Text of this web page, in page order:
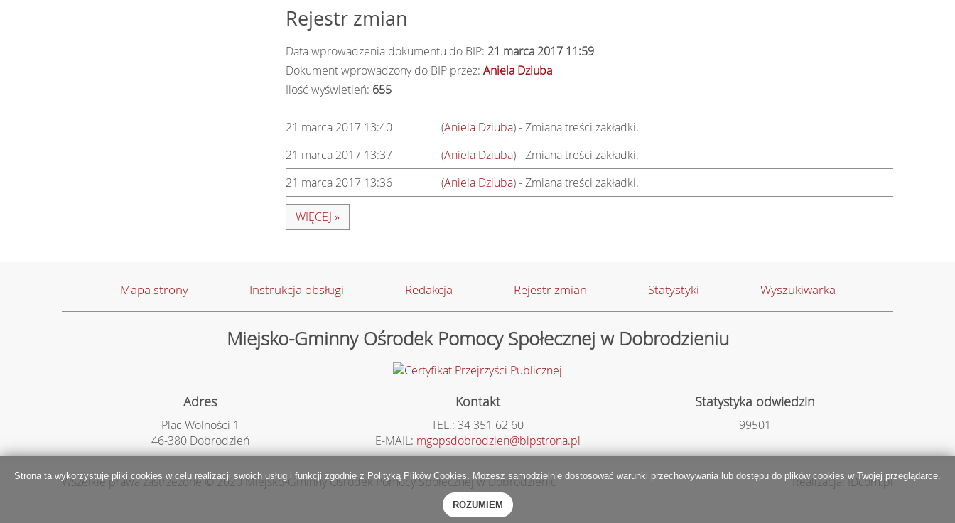
Rejestr zmian
Data wprowadzenia dokumentu do BIP: 21 marca 2017 11:59
Dokument wprowadzony do BIP przez: Aniela Dziuba
Ilość wyświetleń: 655
21 marca 2017 13:40 (Aniela Dziuba) - Zmiana treści zakładki.
21 marca 2017 13:37
(Aniela Dziuba) - Zmiana treści zakładki.
21 marca 2017 13:36
(Aniela Dziuba) - Zmiana treści zakładki.
WIĘCEJ »
Mapa strony Instrukcja obsługi Redakcja Rejestr zmian Statystyki Wyszukiwarka
Miejsko-Gminny Ośrodek Pomocy Społecznej w Dobrodzieniu
Adres
Plac Wolności 1
46-380 Dobrodzień
Kontakt
TEL.: 34 351 62 60
E-MAIL: mgopsdobrodzien@bipstrona.pl
Statystyka odwiedzin
99501
Realizacja: IDcom.pl
Wszelkie prawa zastrzeżone © 2020 Miejsko-Gminny Ośrodek Pomocy Społecznej w Dobrodzieniu
Strona ta wykorzystuje pliki cookies w celu realizacji swoich usług i funkcji zgodnie z Polityką Plików Cookies. Możesz samodzielnie dostosować warunki przechowywania lub dostępu do plików cookies w Twojej przeglądarce.
ROZUMIEM